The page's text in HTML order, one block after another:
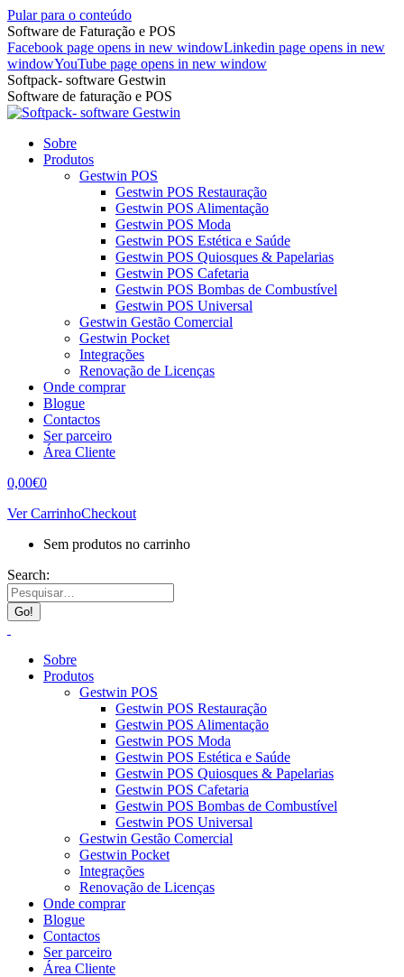
Pular para o conteúdo
Software de Faturação e POS
Facebook page opens in new windowLinkedin page opens in new
windowYouTube page opens in new window
Softpack- software Gestwin
Software de faturação e POS
Sobre
Produtos
Gestwin POS
Gestwin POS Restauração
Gestwin POS Alimentação
Gestwin POS Moda
Gestwin POS Estética e Saúde
Gestwin POS Quiosques & Papelarias
Gestwin POS Cafetaria
Gestwin POS Bombas de Combustível
Gestwin POS Universal
Gestwin Gestão Comercial
Gestwin Pocket
Integrações
Renovação de Licenças
Onde comprar
Blogue
Contactos
Ser parceiro
Área Cliente
0,00€0
Ver CarrinhoCheckout
Sem produtos no carrinho
Search:
Sobre
Produtos
Gestwin POS
Gestwin POS Restauração
Gestwin POS Alimentação
Gestwin POS Moda
Gestwin POS Estética e Saúde
Gestwin POS Quiosques & Papelarias
Gestwin POS Cafetaria
Gestwin POS Bombas de Combustível
Gestwin POS Universal
Gestwin Gestão Comercial
Gestwin Pocket
Integrações
Renovação de Licenças
Onde comprar
Blogue
Contactos
Ser parceiro
Área Cliente